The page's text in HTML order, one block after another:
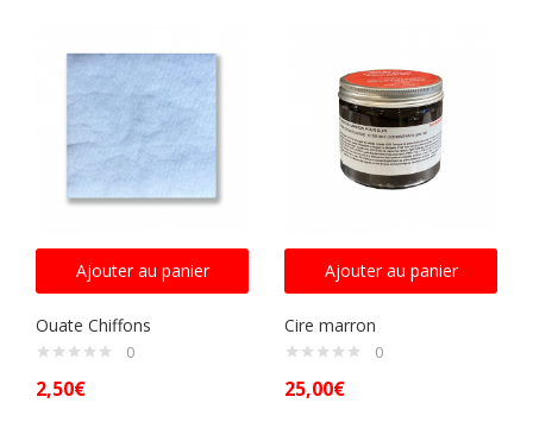
Ajouter au panier
Ouate Chiffons
0
2,50€
Ajouter au panier
Cire marron
0
25,00€